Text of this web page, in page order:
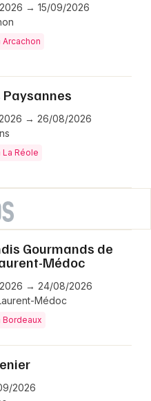
→ 15/09/2026
Arcachon
Paysannes
→ 26/08/2026
La Réole
Gourmands de
Médoc
→ 24/08/2026
Médoc
Bordeaux
2026